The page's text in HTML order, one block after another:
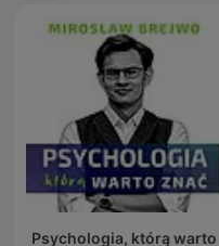
Psychologia, którą warto